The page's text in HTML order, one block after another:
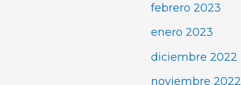
febrero 2023
enero 2023
diciembre 2022
noviembre 2022